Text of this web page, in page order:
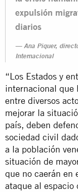
expulsión
diarios
Ana Piquer,
Internacional
“Los Estados y
internacional que
entre diversos
mejorar la
país, deben
sociedad civil
a la población
situación de
que no caerán en
ataque al espacio